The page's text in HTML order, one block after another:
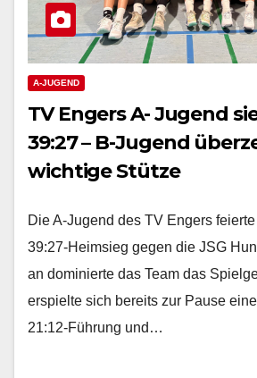
A-JUGEND
TV Engers A- Jugend
39:27 – B-Jugend
wichtige Stütze
Die A-Jugend des TV Engers
39:27-Heimsieg gegen die JSG
an dominierte das Team das
erspielte sich bereits zur Pause
21:12-Führung und…